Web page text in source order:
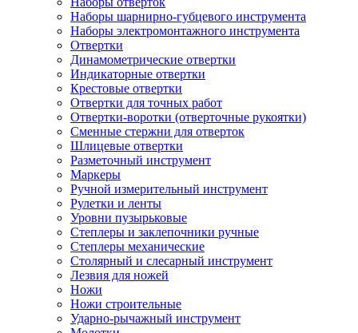
Наборы шарнирно-губцевого инструмента
Наборы электромонтажного инструмента
Отвертки
Динамометрические отвертки
Индикаторные отвертки
Крестовые отвертки
Отвертки для точных работ
Отвертки-воротки (отверточные рукоятки)
Сменные стержни для отверток
Шлицевые отвертки
Разметочный инструмент
Маркеры
Ручной измерительный инструмент
Рулетки и ленты
Уровни пузырьковые
Степлеры и заклепочники ручные
Степлеры механические
Столярный и слесарный инструмент
Лезвия для ножей
Ножи
Ножи строительные
Ударно-рычажный инструмент